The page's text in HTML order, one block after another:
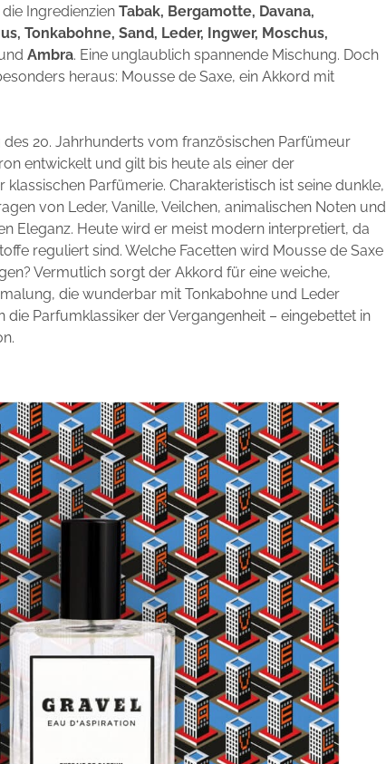
die IngredienzienTabak, Bergamotte, Davana,
Tonkabohne, Sand, Leder, Ingwer, Moschus,
Ambra. Eine unglaublich spannende Mischung. Doch
heraus: Mousse de Saxe, ein Akkord mit
20. Jahrhunderts vom französischen Parfümeur
entwickelt und gilt bis heute als einer der
Parfümerie. Charakteristisch ist seine dunkle,
von Leder, Vanille, Veilchen, animalischen Noten und
Eleganz. Heute wird er meist modern interpretiert, da
reguliert sind. Welche Facetten wird Mousse de Saxe
Vermutlich sorgt der Akkord für eine weiche,
die wunderbar mit Tonkabohne und Leder
die Parfumklassiker der Vergangenheit – eingebettet in